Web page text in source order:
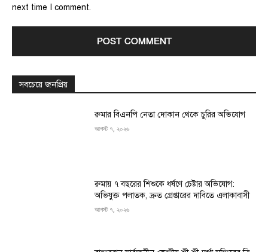
next time I comment.
সবচেয়ে জনপ্রিয়
রুমার বিএনপি নেতা দোকান থেকে চুরির অভিযোগ
আগস্ট ৭, ২০২৬
রুমায় ৭ বছরের শিশুকে ধর্ষণে চেষ্টার অভিযোগ:
অভিযুক্ত পলাতক, দ্রুত গ্রেপ্তারের দাবিতে এলাকাবাসী
আগস্ট ৭, ২০২৬